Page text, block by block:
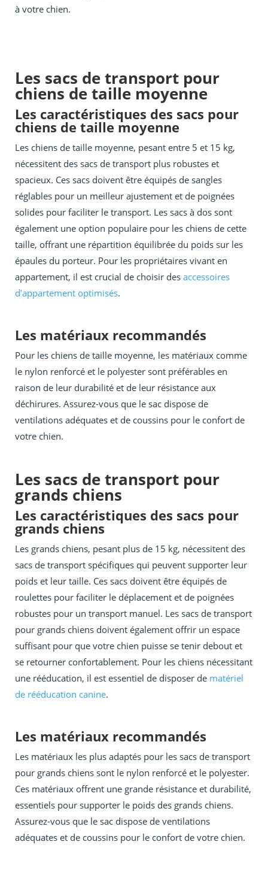
à votre chien.
Les sacs de transport pour
chiens de taille moyenne
Les caractéristiques des sacs pour
chiens de taille moyenne
Les chiens de taille moyenne, pesant entre 5 et 15 kg,
nécessitent des sacs de transport plus robustes et
spacieux. Ces sacs doivent être équipés de sangles
réglables pour un meilleur ajustement et de poignées
solides pour faciliter le transport. Les sacs à dos sont
également une option populaire pour les chiens de cette
taille, offrant une répartition équilibrée du poids sur les
épaules du porteur. Pour les propriétaires vivant en
appartement, il est crucial de choisir des accessoires
d’appartement optimisés.
Les matériaux recommandés
Pour les chiens de taille moyenne, les matériaux comme
le nylon renforcé et le polyester sont préférables en
raison de leur durabilité et de leur résistance aux
déchirures. Assurez-vous que le sac dispose de
ventilations adéquates et de coussins pour le confort de
votre chien.
Les sacs de transport pour
grands chiens
Les caractéristiques des sacs pour
grands chiens
Les grands chiens, pesant plus de 15 kg, nécessitent des
sacs de transport spécifiques qui peuvent supporter leur
poids et leur taille. Ces sacs doivent être équipés de
roulettes pour faciliter le déplacement et de poignées
robustes pour un transport manuel. Les sacs de transport
pour grands chiens doivent également offrir un espace
suffisant pour que votre chien puisse se tenir debout et
se retourner confortablement. Pour les chiens nécessitant
une rééducation, il est essentiel de disposer de matériel
de rééducation canine.
Les matériaux recommandés
Les matériaux les plus adaptés pour les sacs de transport
pour grands chiens sont le nylon renforcé et le polyester.
Ces matériaux offrent une grande résistance et durabilité,
essentiels pour supporter le poids des grands chiens.
Assurez-vous que le sac dispose de ventilations
adéquates et de coussins pour le confort de votre chien.